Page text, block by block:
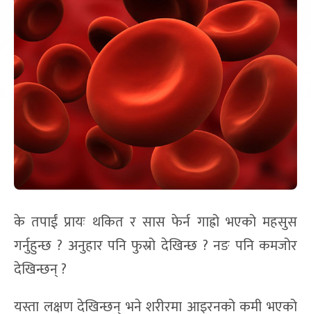
के तपाईं प्रायः थकित र सास फेर्न गाह्रो भएको महसुस
गर्नुहुन्छ ? अनुहार पनि फुस्रो देखिन्छ ? नङ पनि कमजोर
देखिन्छन् ?
यस्ता लक्षण देखिन्छन् भने शरीरमा आइरनको कमी भएको